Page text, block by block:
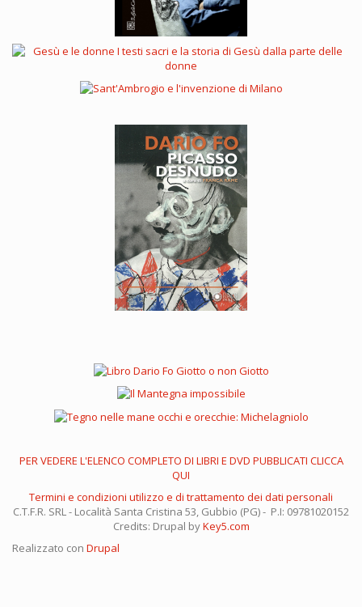
PER VEDERE L'ELENCO COMPLETO DI LIBRI E DVD PUBBLICATI CLICCA
QUI
Termini e condizioni utilizzo e di trattamento dei dati personali
C.T.F.R. SRL - Località Santa Cristina 53, Gubbio (PG) - P.I: 09781020152
Credits: Drupal byKey5.com
Realizzato con Drupal